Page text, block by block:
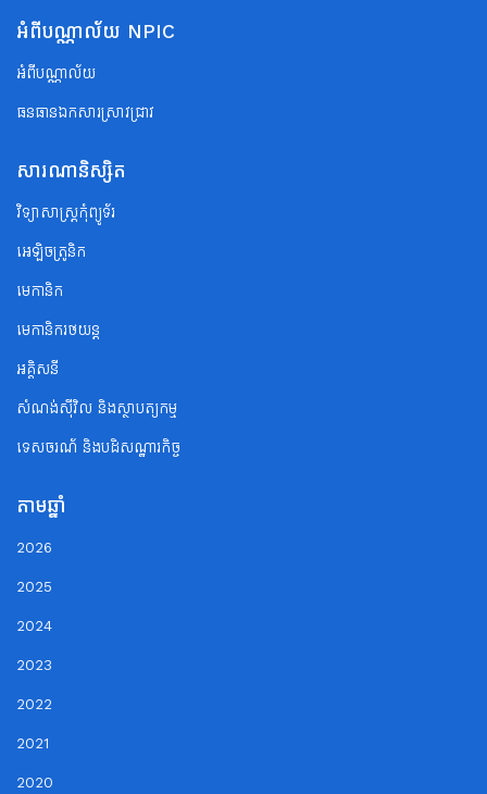
អំពីបណ្ណាល័យ NPIC
អំពីបណ្ណាល័យ
ធនធានឯកសារស្រាវជ្រាវ
សារណានិស្សិត
វិទ្យាសាស្ត្រកុំព្យូទ័រ
អេឡិចត្រូនិក
មេកានិក
មេកានិករថយន្ត
អគ្គិសនី
សំណង់ស៊ីវិល និងស្ថាបត្យកម្ម
ទេសចរណ័ និងបដិសណ្ឋារកិច្ច
តាមឆ្នាំ
2026
2025
2024
2023
2022
2021
2020